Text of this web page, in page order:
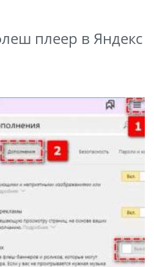
плеер в Яндекс